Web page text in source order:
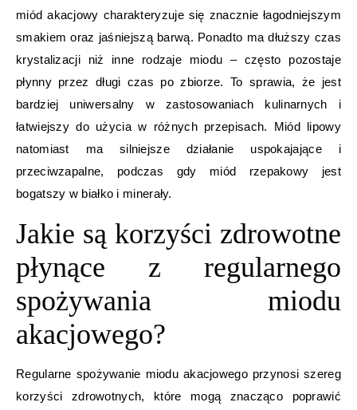
miód akacjowy charakteryzuje się znacznie łagodniejszym
smakiem oraz jaśniejszą barwą. Ponadto ma dłuższy czas
krystalizacji niż inne rodzaje miodu – często pozostaje
płynny przez długi czas po zbiorze. To sprawia, że jest
bardziej uniwersalny w zastosowaniach kulinarnych i
łatwiejszy do użycia w różnych przepisach. Miód lipowy
natomiast ma silniejsze działanie uspokajające i
przeciwzapalne, podczas gdy miód rzepakowy jest
bogatszy w białko i minerały.
Jakie są korzyści zdrowotne
płynące z regularnego
spożywania miodu
akacjowego?
Regularne spożywanie miodu akacjowego przynosi szereg
korzyści zdrowotnych, które mogą znacząco poprawić